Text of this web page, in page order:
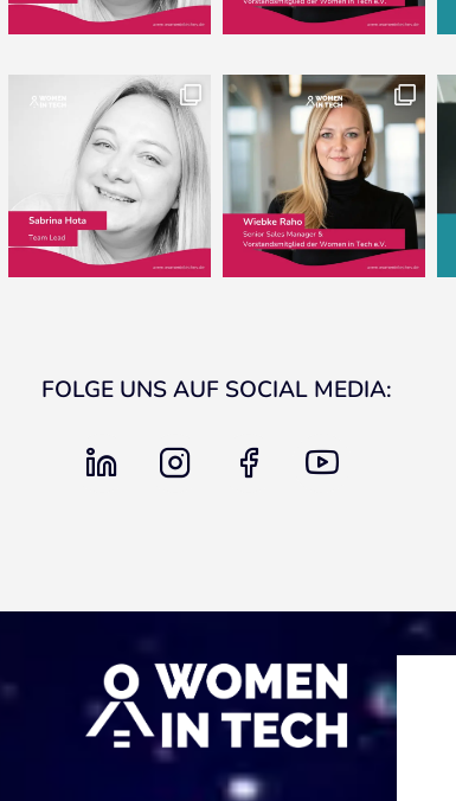
FOLGE UNS AUF SOCIAL MEDIA:
linkedin instagram